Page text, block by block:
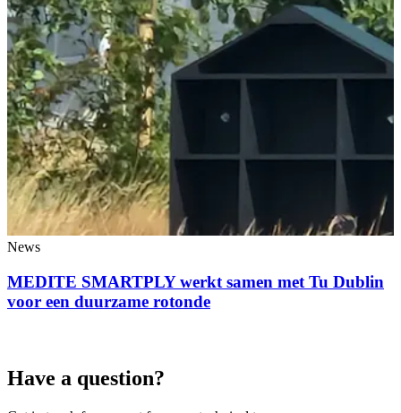
News
MEDITE SMARTPLY werkt samen met Tu Dublin
voor een duurzame rotonde
Have a question?